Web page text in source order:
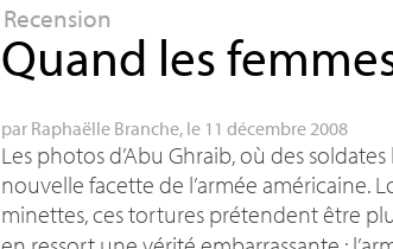
Recension
Quand les
par Raphaëlle Branche, le 11 décembre 2008
Les photos d’Abu Ghraib, où des
nouvelle facette de l’armée américaine.
minettes, ces tortures prétendent être